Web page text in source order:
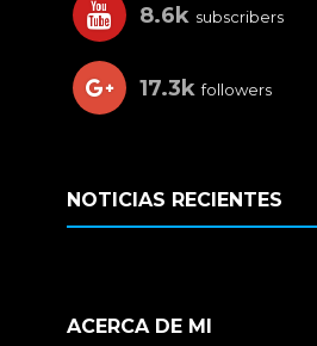
8.6k subscribers
17.3k followers
NOTICIAS RECIENTES
ACERCA DE MI